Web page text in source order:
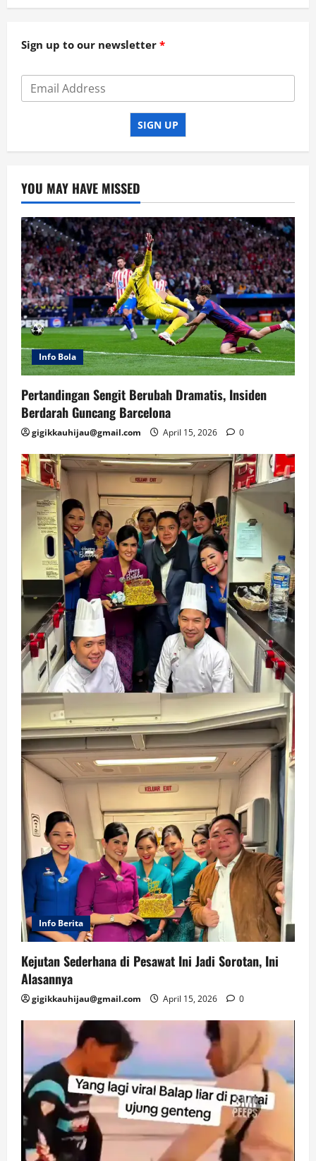
Sign up to our newsletter
SIGN UP
YOU MAY HAVE MISSED
Info Bola
Pertandingan Sengit Berubah Dramatis, Insiden
Berdarah Guncang Barcelona
gigikkauhijau@gmail.com April 15, 2026 0
Info Berita
Kejutan Sederhana di Pesawat Ini Jadi Sorotan, Ini
Alasannya
gigikkauhijau@gmail.com April 15, 2026 0